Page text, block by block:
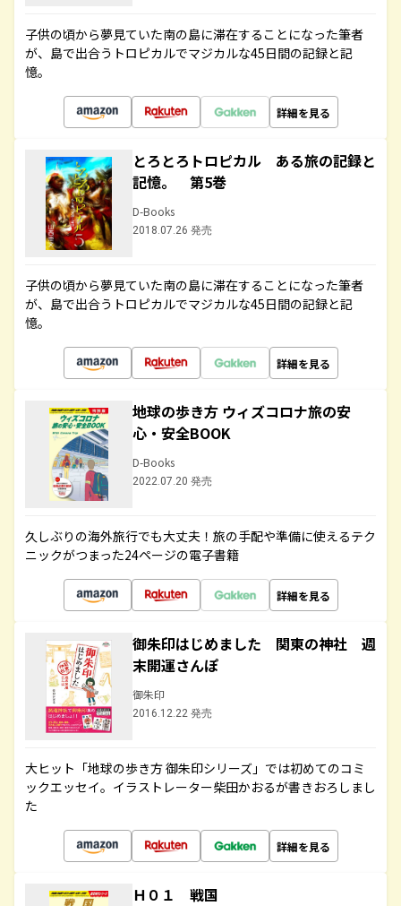
子供の頃から夢見ていた南の島に滞在することになった筆者
が、島で出合うトロピカルでマジカルな45日間の記録と記
憶。
詳細を見る
とろとろトロピカル ある旅の記録と
記憶。 第5巻
D-Books
2018.07.26 発売
子供の頃から夢見ていた南の島に滞在することになった筆者
が、島で出合うトロピカルでマジカルな45日間の記録と記
憶。
詳細を見る
地球の歩き方 ウィズコロナ旅の安
心・安全BOOK
D-Books
2022.07.20 発売
久しぶりの海外旅行でも大丈夫！旅の手配や準備に使えるテク
ニックがつまった24ページの電子書籍
詳細を見る
御朱印はじめました 関東の神社 週
末開運さんぽ
御朱印
2016.12.22 発売
大ヒット「地球の歩き方 御朱印シリーズ」では初めてのコミ
ックエッセイ。イラストレーター柴田かおるが書きおろしまし
た
詳細を見る
Ｈ０１ 戦国